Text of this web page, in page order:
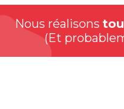
Nous réalisons
(Et